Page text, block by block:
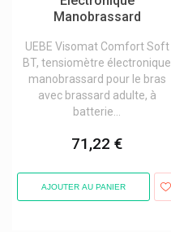
Wolf-Safco
Wörwag Pharma
Ypsomed
Yun Probiotherapy
Zenophar
Manobrassard
UEBE Visomat Comfort Soft
BT, tensiomètre électronique
manobrassard pour le bras
avec brassard adulte, à
batterie...
71,22 €
AJOUTER AU PANIER